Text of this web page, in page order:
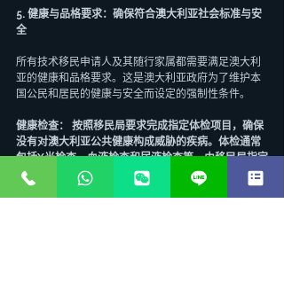
5. 健康与品格要求：确保符合澳大利亚社会标准与安
全
所有技术移民申请人及其随行家属都需要满足澳大利
亚的健康和品格要求。这是澳大利亚政府为了维护本
国公民和居民的健康与安全而设定的强制性条件。
健康检查： 按照移民局要求完成指定体检项目，确保
没有对澳大利亚公共健康构成威胁的疾病。体检通常
包括X光检查、血液检查和尿液检查等，由移民局指定
的医生进行。体检结果通常由医院直接提交给移民
局，无需申请人自行递交。如果存在某些健康问题，